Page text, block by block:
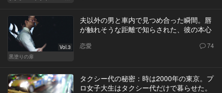
Vol.3
黒塗りの扉
夫以外の男と車内で見つめ合った瞬間。唇
が触れそうな距離で知らされた、彼の本心
恋愛 74
タクシー代の秘密：時は2000年の東京。プ
ロ女子大生はタクシー代だけで暮らせた。